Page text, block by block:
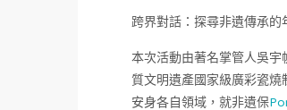
跨界對話：探尋非遺傳承的
本次活動由著名掌管人吳
質文明遺產國家級廣彩瓷
安身各自領域，就非遺保